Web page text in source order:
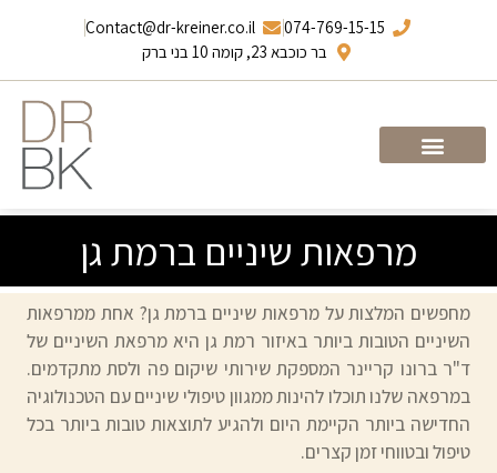
074-769-15-15
Contact@dr-kreiner.co.il
בר כוכבא 23, קומה 10 בני ברק
מרפאות שיניים ברמת גן
מחפשים המלצות על מרפאות שיניים ברמת גן? אחת ממרפאות
השיניים הטובות ביותר באיזור רמת גן היא מרפאת השיניים של
ד"ר ברונו קריינר המספקת שירותי שיקום פה ולסת מתקדמים.
במרפאה שלנו תוכלו להינות ממגוון טיפולי שיניים עם הטכנולוגיה
החדישה ביותר הקיימת היום ולהגיע לתוצאות טובות ביותר בכל
טיפול ובטווחי זמן קצרים.